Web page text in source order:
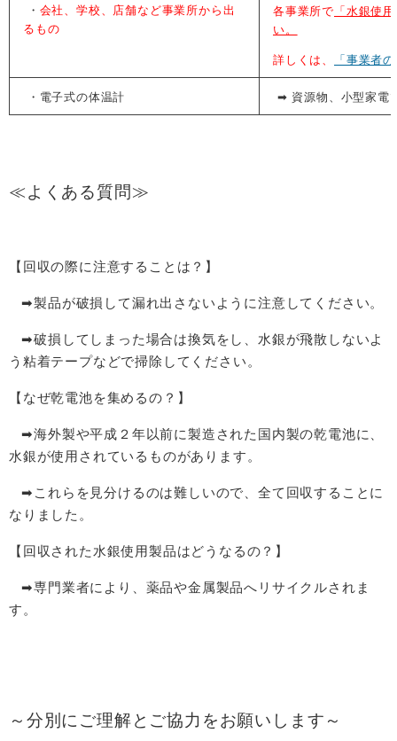
・ 会社、学校、店舗など事業所から出
るもの
各事業所で 「水銀使
い。
詳しくは、
「事業者
・電子式の体温計 ➡ 資源物、小型家電
≪よくある質問≫
【回収の際に注意することは？】
➡製品が破損して漏れ出さないように注意してください。
➡破損してしまった場合は換気をし、水銀が飛散しないよ
う粘着テープなどで掃除してください。
【なぜ乾電池を集めるの？】
➡海外製や平成２年以前に製造された国内製の乾電池に、
水銀が使用されているものがあります。
➡これらを見分けるのは難しいので、全て回収することに
なりました。
【回収された水銀使用製品はどうなるの？】
➡専門業者により、薬品や金属製品へリサイクルされま
す。
～分別にご理解とご協力をお願いします～